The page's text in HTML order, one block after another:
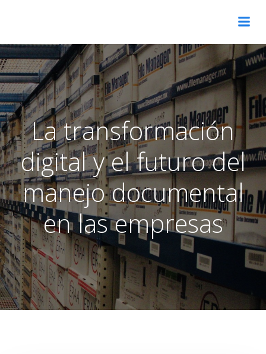
La transformación
digital y el futuro del
manejo documental
en las empresas